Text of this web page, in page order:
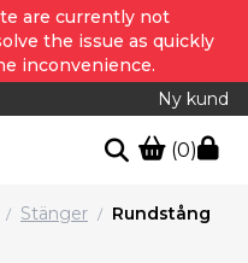
are currently not
the issue as quickly
inconvenience.
Ny kund
(0)
/ Stänger / Rundstång